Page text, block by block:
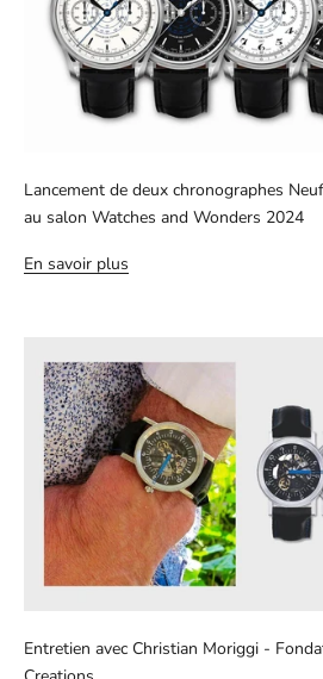
Lancement de deux chronographes
au salon Watches and Wonders 2024
En savoir plus
Entretien avec Christian Moriggi -